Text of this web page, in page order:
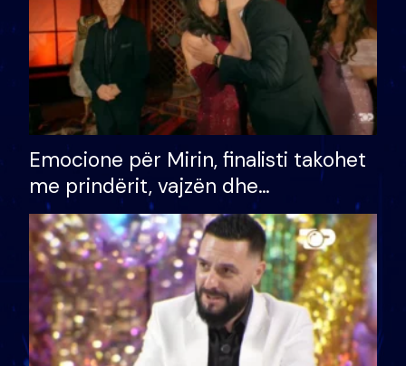
Emocione për Mirin, finalisti takohet
me prindërit, vajzën dhe
bashkëshorten: S’kemi ndonjë letër
divorci apo jo?